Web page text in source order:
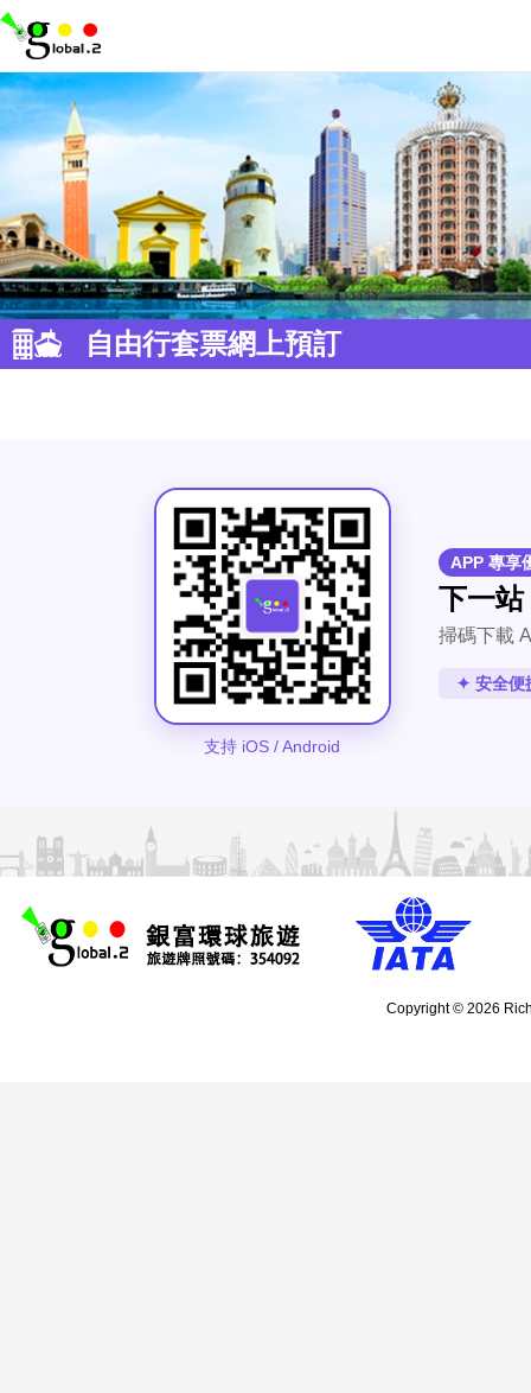
自由行套票網上預訂
支持 iOS / Android
APP 專享
下一
掃碼下載
✦ 安全便
Copyright © 2026